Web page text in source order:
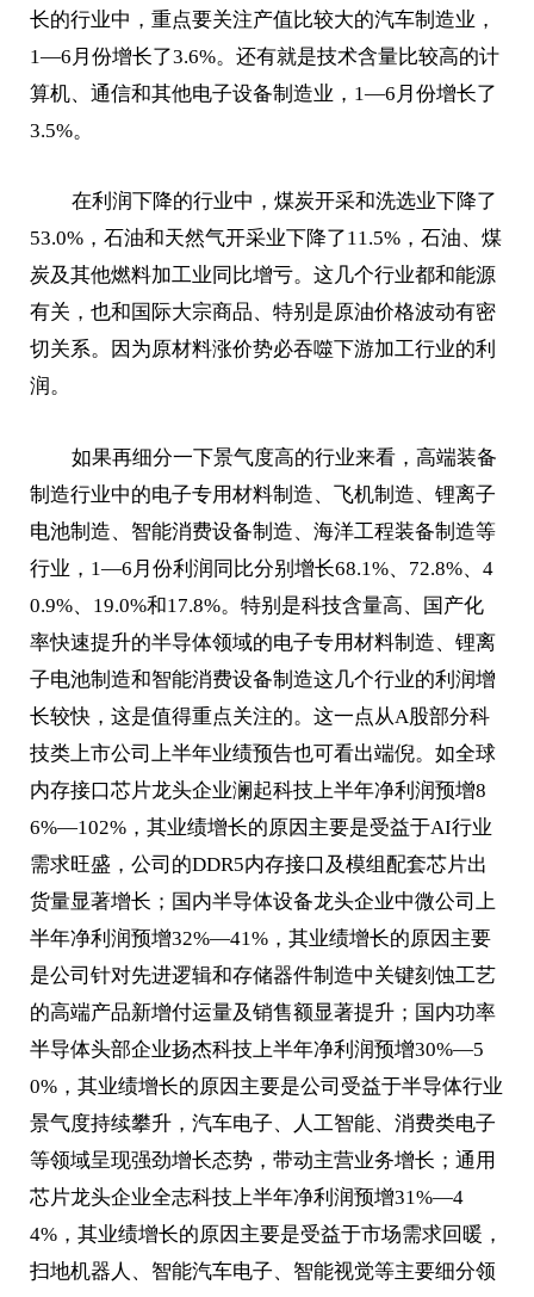
长的行业中，重点要关注产值比较大的汽车制造业，
1—6月份增长了3.6%。还有就是技术含量比较高的计
算机、通信和其他电子设备制造业，1—6月份增长了
3.5%。
在利润下降的行业中，煤炭开采和洗选业下降了
53.0%，石油和天然气开采业下降了11.5%，石油、煤
炭及其他燃料加工业同比增亏。这几个行业都和能源
有关，也和国际大宗商品、特别是原油价格波动有密
切关系。因为原材料涨价势必吞噬下游加工行业的利
润。
如果再细分一下景气度高的行业来看，高端装备
制造行业中的电子专用材料制造、飞机制造、锂离子
电池制造、智能消费设备制造、海洋工程装备制造等
行业，1—6月份利润同比分别增长68.1%、72.8%、4
0.9%、19.0%和17.8%。特别是科技含量高、国产化
率快速提升的半导体领域的电子专用材料制造、锂离
子电池制造和智能消费设备制造这几个行业的利润增
长较快，这是值得重点关注的。这一点从A股部分科
技类上市公司上半年业绩预告也可看出端倪。如全球
内存接口芯片龙头企业澜起科技上半年净利润预增8
6%—102%，其业绩增长的原因主要是受益于AI行业
需求旺盛，公司的DDR5内存接口及模组配套芯片出
货量显著增长；国内半导体设备龙头企业中微公司上
半年净利润预增32%—41%，其业绩增长的原因主要
是公司针对先进逻辑和存储器件制造中关键刻蚀工艺
的高端产品新增付运量及销售额显著提升；国内功率
半导体头部企业扬杰科技上半年净利润预增30%—5
0%，其业绩增长的原因主要是公司受益于半导体行业
景气度持续攀升，汽车电子、人工智能、消费类电子
等领域呈现强劲增长态势，带动主营业务增长；通用
芯片龙头企业全志科技上半年净利润预增31%—4
4%，其业绩增长的原因主要是受益于市场需求回暖，
扫地机器人、智能汽车电子、智能视觉等主要细分领